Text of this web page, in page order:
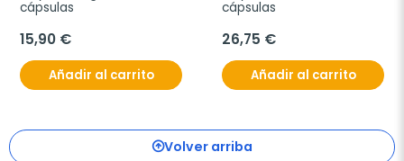
cápsulas
15,90 €
Añadir al carrito
cápsulas
26,75 €
Añadir al carrito
Volver arriba